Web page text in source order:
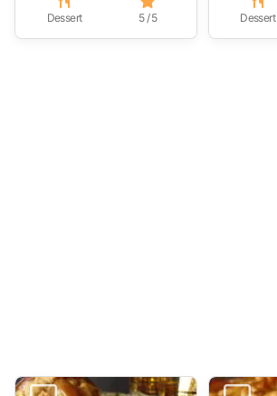
Dessert 5 / 5 Dessert